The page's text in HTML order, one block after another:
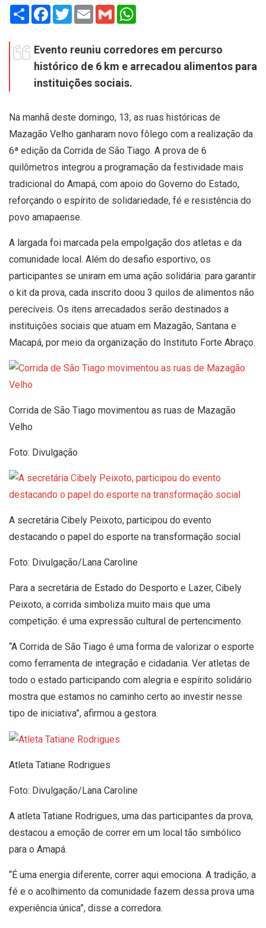
Share Facebook
TwitterEmail Gmail
Evento reuniu corredores em percurso
histórico de 6 km e arrecadou alimentos para
instituições sociais.
Na manhã deste domingo, 13, as ruas históricas de
Mazagão Velho ganharam novo fôlego com a realização da
6ª edição da Corrida de São Tiago. A prova de 6
quilômetros integrou a programação da festividade mais
tradicional do Amapá, com apoio do Governo do Estado,
reforçando o espírito de solidariedade, fé e resistência do
povo amapaense.
A largada foi marcada pela empolgação dos atletas e da
comunidade local. Além do desafio esportivo, os
participantes se uniram em uma ação solidária: para garantir
o kit da prova, cada inscrito doou 3 quilos de alimentos não
perecíveis. Os itens arrecadados serão destinados a
instituições sociais que atuam em Mazagão, Santana e
Macapá, por meio da organização do Instituto Forte Abraço.
Corrida de São Tiago movimentou as ruas de Mazagão
Velho
Foto: Divulgação
A secretária Cibely Peixoto, participou do evento
destacando o papel do esporte na transformação social
Foto: Divulgação/Lana Caroline
Para a secretária de Estado do Desporto e Lazer, Cibely
Peixoto, a corrida simboliza muito mais que uma
competição: é uma expressão cultural de pertencimento.
“A Corrida de São Tiago é uma forma de valorizar o esporte
como ferramenta de integração e cidadania. Ver atletas de
todo o estado participando com alegria e espírito solidário
mostra que estamos no caminho certo ao investir nesse
tipo de iniciativa”, afirmou a gestora.
Atleta Tatiane Rodrigues
Foto: Divulgação/Lana Caroline
A atleta Tatiane Rodrigues, uma das participantes da prova,
destacou a emoção de correr em um local tão simbólico
para o Amapá.
“É uma energia diferente, correr aqui emociona. A tradição, a
fé e o acolhimento da comunidade fazem dessa prova uma
experiência única”, disse a corredora.